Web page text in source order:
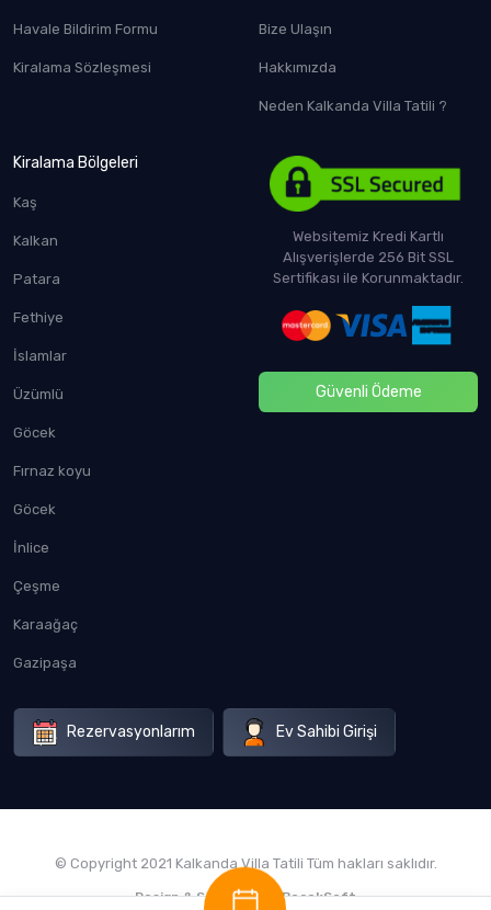
Havale Bildirim Formu
Kiralama Sözleşmesi
Bize Ulaşın
Hakkımızda
Neden Kalkanda Villa Tatili ?
Kiralama Bölgeleri
Kaş
Kalkan
Patara
Fethiye
İslamlar
Üzümlü
Göcek
Fırnaz koyu
Göcek
İnlice
Çeşme
Karaağaç
Gazipaşa
Websitemiz Kredi Kartlı
Alışverişlerde 256 Bit SSL
Sertifikası ile Korunmaktadır.
Güvenli Ödeme
Rezervasyonlarım Ev Sahibi Girişi
© Copyright 2021 Kalkanda Villa Tatili Tüm hakları saklıdır.
Design & Software by BocekSoft